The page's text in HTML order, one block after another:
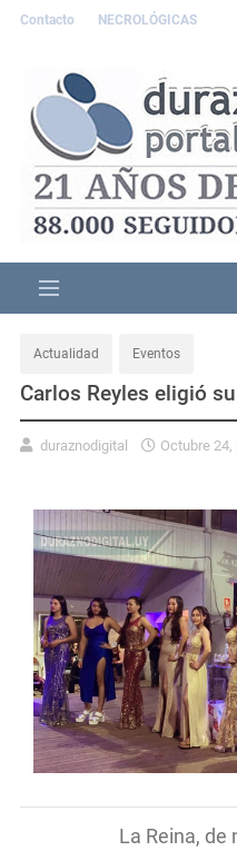
Contacto NECROLÓGICAS
Actualidad Eventos
Carlos Reyles eligió
duraznodigital Octubre 24,
La Reina, de